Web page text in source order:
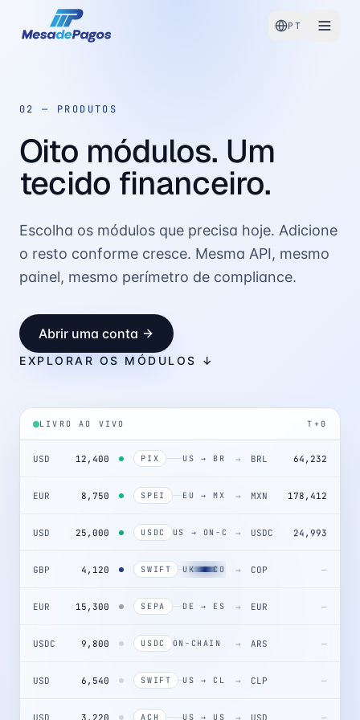
PT
02 — PRODUTOS
Oito módulos. Um
tecido financeiro.
Escolha os módulos que precisa hoje. Adicione
o resto conforme cresce. Mesma API, mesmo
painel, mesmo perímetro de compliance.
Abrir uma conta
EXPLORAR OS MÓDULOS ↓
LIVRO AO VIVO T+0
USD 12,400 PIX US → BR → BRL 64,232
EUR 8,750 SPEI EU → MX → MXN 178,412
USD 25,000 USDC US → ON-CHAIN
→ USDC 24,993
GBP 4,120 SWIFT UK → CO → COP 21,044,800
EUR 15,300 SEPA DE → ES → EUR —
USDC 9,800 USDC ON-CHAIN → AR
→ ARS —
USD 6,540 SWIFT US → CL → CLP —
USD 3,220 ACH US → US → USD —